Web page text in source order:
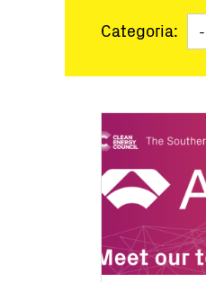
Categoria: